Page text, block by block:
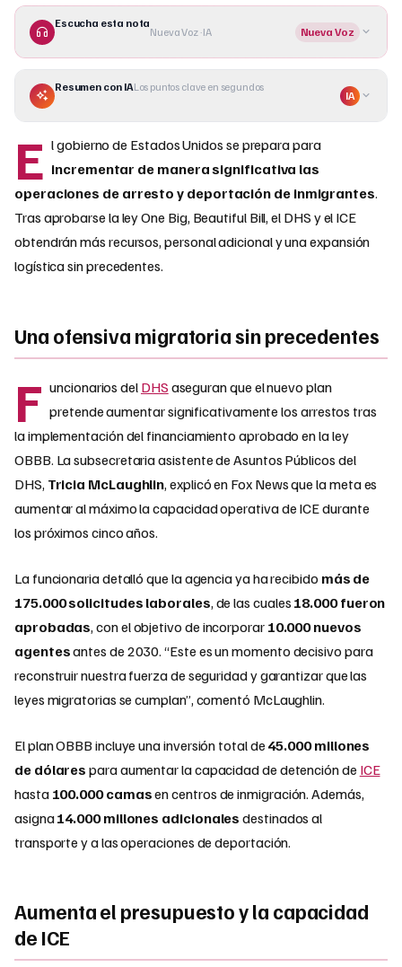
Escucha esta nota
Nueva Voz · IA Nueva Voz
Resumen con IALos puntos clave en segundos
IA
E l gobierno de Estados Unidos se prepara para
incrementar de manera significativa las
operaciones de arresto y deportación de inmigrantes.
Tras aprobarse la ley One Big, Beautiful Bill, el DHS y el ICE
obtendrán más recursos, personal adicional y una expansión
logística sin precedentes.
Una ofensiva migratoria sin precedentes
F uncionarios del DHS aseguran que el nuevo plan
pretende aumentar significativamente los arrestos tras
la implementación del financiamiento aprobado en la ley
OBBB. La subsecretaria asistente de Asuntos Públicos del
DHS, Tricia McLaughlin, explicó en Fox News que la meta es
aumentar al máximo la capacidad operativa de ICE durante
los próximos cinco años.
La funcionaria detalló que la agencia ya ha recibido más de
175.000 solicitudes laborales, de las cuales 18.000 fueron
aprobadas, con el objetivo de incorporar 10.000 nuevos
agentesantes de 2030. “Este es un momento decisivo para
reconstruir nuestra fuerza de seguridad y garantizar que las
leyes migratorias se cumplan”, comentó McLaughlin.
El plan OBBB incluye una inversión total de 45.000 millones
de dólares para aumentar la capacidad de detención de ICE
hasta 100.000 camasen centros de inmigración. Además,
asigna14.000 millones adicionales destinados al
transporte y a las operaciones de deportación.
Aumenta el presupuesto y la capacidad
de ICE